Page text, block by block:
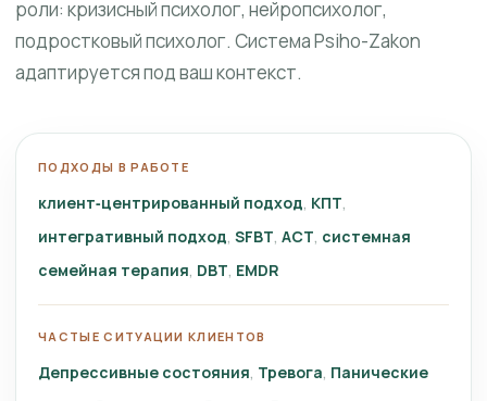
роли: кризисный психолог, нейропсихолог,
подростковый психолог. Система Psiho-Zakon
адаптируется под ваш контекст.
ПОДХОДЫ В РАБОТЕ
клиент‑центрированный подход КПТ
интегративный подход SFBT ACT системная
семейная терапия DBT EMDR
ЧАСТЫЕ СИТУАЦИИ КЛИЕНТОВ
Депрессивные состояния Тревога Панические